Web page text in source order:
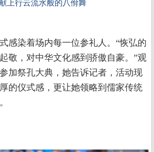
上行云流水般的八佾舞
感染着场内每一位参礼人。“恢弘的
敬，对中华文化感到骄傲自豪。”观
加祭孔大典，她告诉记者，活动现
的仪式感，更让她领略到儒家传统